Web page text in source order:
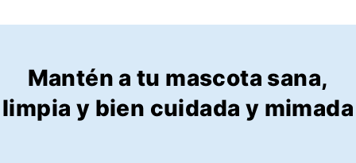
Mantén a tu mascota sana,
limpia y bien cuidada y mimada